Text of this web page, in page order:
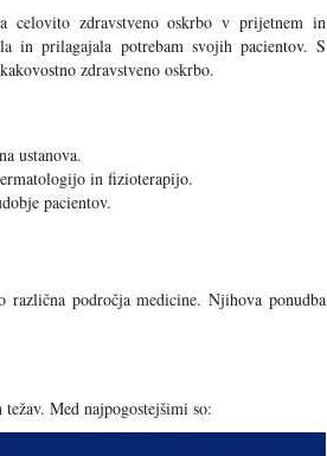
zdravstveno oskrbo v prijetnem in
in prilagajala potrebam svojih pacientov. S
zdravstveno oskrbo.
ustanova.
in fizioterapijo.
pacientov.
področja medicine. Njihova ponudba
Med najpogostejšimi so: